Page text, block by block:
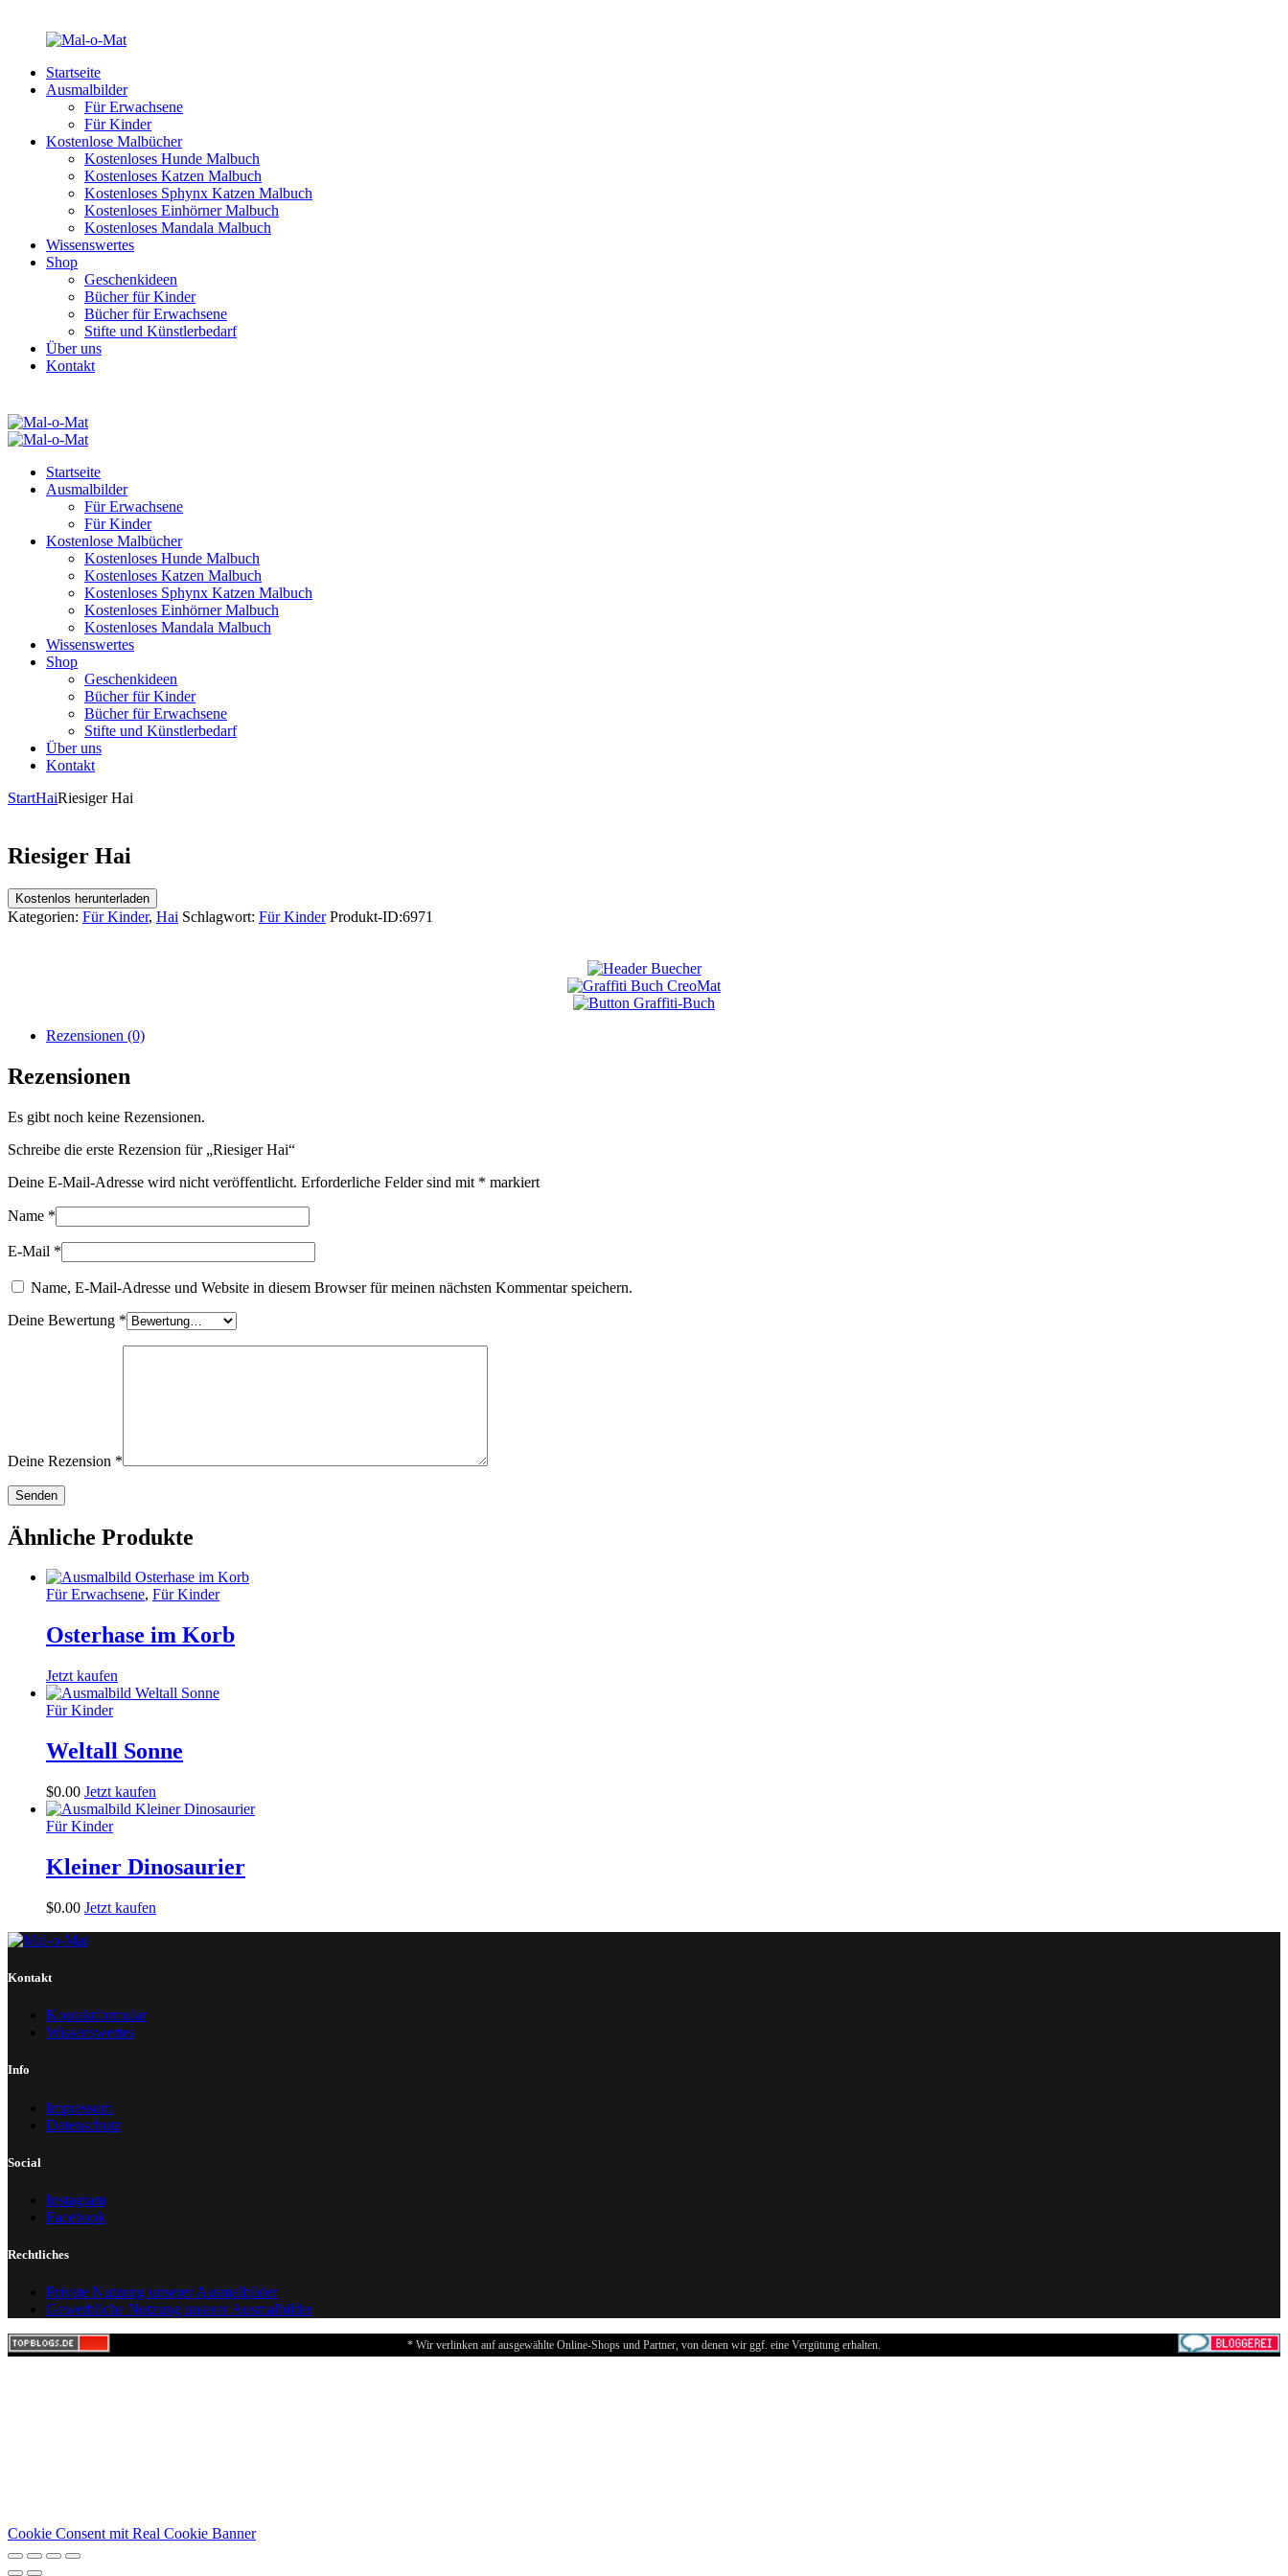
Startseite
Ausmalbilder
Für Erwachsene
Für Kinder
Kostenlose Malbücher
Kostenloses Hunde Malbuch
Kostenloses Katzen Malbuch
Kostenloses Sphynx Katzen Malbuch
Kostenloses Einhörner Malbuch
Kostenloses Mandala Malbuch
Wissenswertes
Shop
Geschenkideen
Bücher für Kinder
Bücher für Erwachsene
Stifte und Künstlerbedarf
Über uns
Kontakt
Startseite
Ausmalbilder
Für Erwachsene
Für Kinder
Kostenlose Malbücher
Kostenloses Hunde Malbuch
Kostenloses Katzen Malbuch
Kostenloses Sphynx Katzen Malbuch
Kostenloses Einhörner Malbuch
Kostenloses Mandala Malbuch
Wissenswertes
Shop
Geschenkideen
Bücher für Kinder
Bücher für Erwachsene
Stifte und Künstlerbedarf
Über uns
Kontakt
StartHaiRiesiger Hai
Riesiger Hai
Kostenlos herunterladen
Kategorien: Für Kinder, Hai Schlagwort: Für Kinder Produkt-ID:6971
Rezensionen (0)
Rezensionen
Es gibt noch keine Rezensionen.
Schreibe die erste Rezension für „Riesiger Hai“
Deine E-Mail-Adresse wird nicht veröffentlicht. Erforderliche Felder sind mit * markiert
Name *
E-Mail *
Name, E-Mail-Adresse und Website in diesem Browser für meinen nächsten Kommentar speichern.
Deine Bewertung *
Deine Rezension *
Ähnliche Produkte
Für Erwachsene, Für Kinder
Osterhase im Korb
Jetzt kaufen
Für Kinder
Weltall Sonne
$0.00 Jetzt kaufen
Für Kinder
Kleiner Dinosaurier
$0.00 Jetzt kaufen
Kontakt
Kontaktformular
Wissenswertes
Info
Impressum
Datenschutz
Social
Instagram
Facebook
Rechtliches
Private Nutzung unserer Ausmalbilder
Gewerbliche Nutzung unserer Ausmalbilder
* Wir verlinken auf ausgewählte Online-Shops und Partner, von denen wir ggf. eine Vergütung erhalten.
Cookie Consent mit Real Cookie Banner